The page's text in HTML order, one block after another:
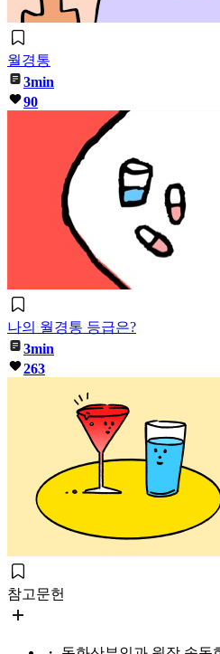
월경통
3min
90
나의 월경통 등급은?
3min
263
참고문헌